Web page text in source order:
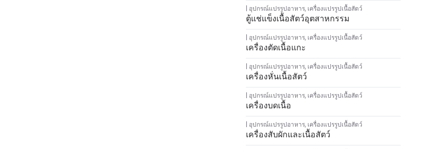
อุปกรณ์แปรรูปอาหาร, เครื่องแปรรูปเนื้อสัตว์
ตู้แช่แข็งเนื้อสัตว์อุตสาหกรรม
อุปกรณ์แปรรูปอาหาร, เครื่องแปรรูปเนื้อสัตว์
เครื่องตัดเนื้อแกะ
อุปกรณ์แปรรูปอาหาร, เครื่องแปรรูปเนื้อสัตว์
เครื่องหั่นเนื้อสัตว์
อุปกรณ์แปรรูปอาหาร, เครื่องแปรรูปเนื้อสัตว์
เครื่องบดเนื้อ
อุปกรณ์แปรรูปอาหาร, เครื่องแปรรูปเนื้อสัตว์
เครื่องสับผักและเนื้อสัตว์